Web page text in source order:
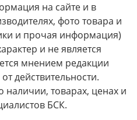
на сайте и в
фото товара и
и прочая информация)
и не является
мнением редакции
действительности.
товарах, ценах и
БСК.